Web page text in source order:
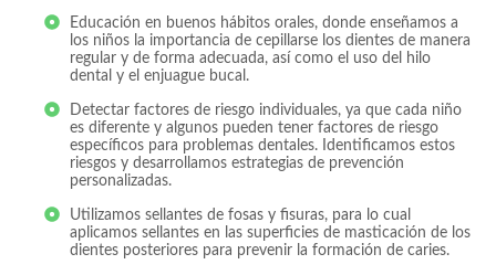
Educación en buenos hábitos orales, donde enseñamos a
los niños la importancia de cepillarse los dientes de manera
regular y de forma adecuada, así como el uso del hilo
dental y el enjuague bucal.
Detectar factores de riesgo individuales, ya que cada niño
es diferente y algunos pueden tener factores de riesgo
específicos para problemas dentales. Identificamos estos
riesgos y desarrollamos estrategias de prevención
personalizadas.
Utilizamos sellantes de fosas y fisuras, para lo cual
aplicamos sellantes en las superficies de masticación de los
dientes posteriores para prevenir la formación de caries.